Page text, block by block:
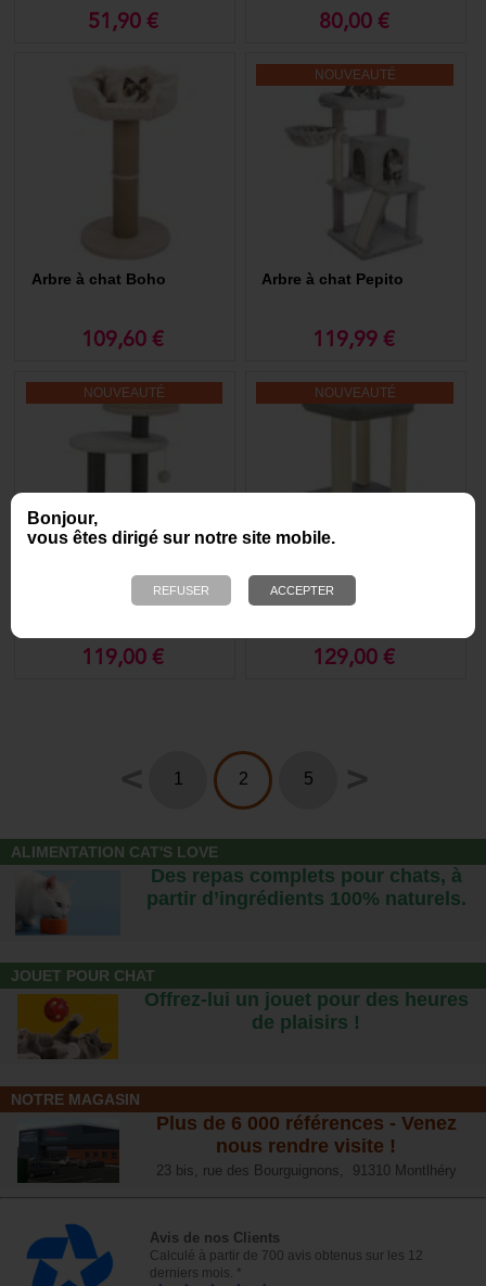
Bonjour,
vous êtes dirigé sur notre site mobile.
Essayer autant que possible de le placer dans un endroit calme d'où
votre chat pourra observer le plus de choses. Ce sera sa « tour
d’observation » ! Et si vous le pouvez, choisissez un emplacement
proche d'une fenêtre ! Les chats adorent regarder ce qu'il se passe à
Pensez aussi à faire plaisir à votre compagnon tout en prenant soin de
Pourquoi en acheter et comment le choisir ?
51,90 € 80,00 €
Arbre à chat Boho
109,60 €
NOUVEAUTÉ
Arbre à chat Pepito
119,99 €
NOUVEAUTÉ
Arbre à chat Marco
119,00 €
NOUVEAUTÉ
Arbre à chat Viviana
129,00 €
1 2 5
ALIMENTATION CAT'S LOVE
Des repas complets pour chats, à
partir d’ingrédients 100% naturels.
JOUET POUR CHAT
Offrez-lui un jouet pour des heures
de plaisirs !
NOTRE MAGASIN
Plus de 6 000 références - Venez
nous rendre visite !
23 bis, rue des Bourguignons, 91310 Montlhéry
Avis de nos Clients
Calculé à partir de 700 avis obtenus sur les 12
derniers mois. *